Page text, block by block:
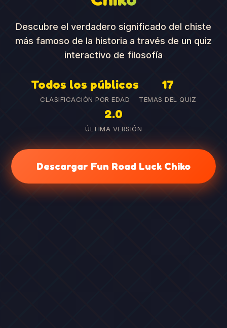
Descubre el verdadero significado del chiste
más famoso de la historia a través de un quiz
interactivo de filosofía
Todos los públicos
CLASIFICACIÓN POR EDAD
17
TEMAS DEL QUIZ
2.0
ÚLTIMA VERSIÓN
Descargar Fun Road Luck Chiko